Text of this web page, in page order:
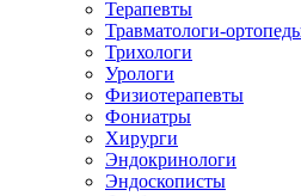
Терапевты
Травматологи-
Трихологи
Урологи
Физиотерапевты
Фониатры
Хирурги
Эндокринологи
Эндоскописты